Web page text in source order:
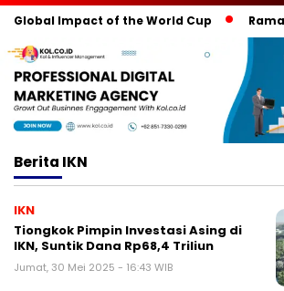
Impact of the World Cup
Berita IKN
IKN
Tiongkok Pimpin Investasi Asing di
IKN, Suntik Dana Rp68,4 Triliun
Jumat, 30 Mei 2025 - 16:43 WIB